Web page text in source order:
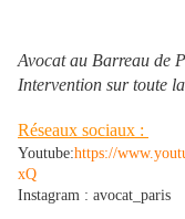
Avocat au Barreau de
Intervention sur toute
Réseaux sociaux :
Youtube:https://
xQ
Instagram : avocat_paris